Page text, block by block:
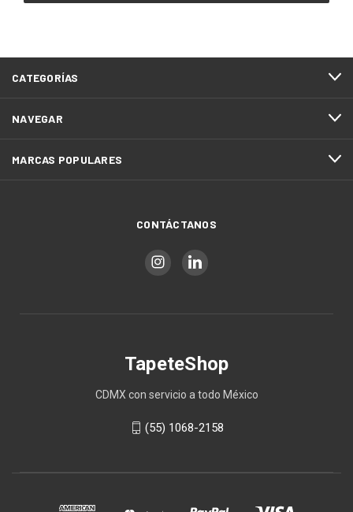
CATEGORÍAS
NAVEGAR
MARCAS POPULARES
CONTÁCTANOS
TapeteShop
CDMX con servicio a todo México
(55) 1068-2158